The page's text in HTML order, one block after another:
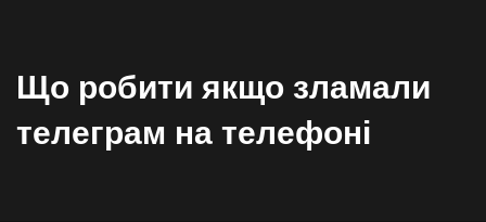
Що робити якщо зламали
телеграм на телефоні